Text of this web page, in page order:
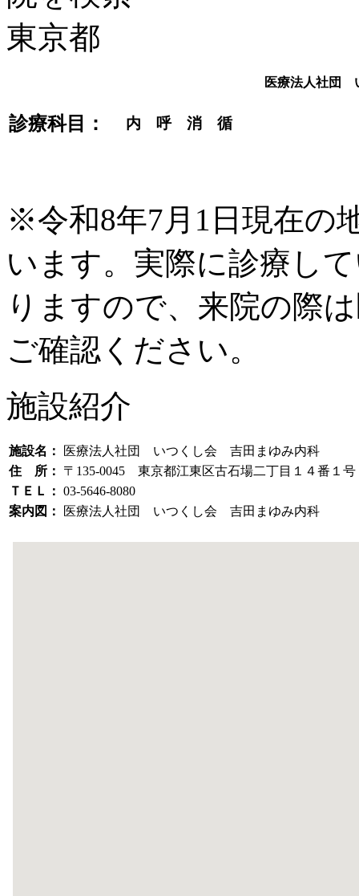
医療法人社団
診療科目： 内 呼 消 循
※令和8年7月1日現在の
います。実際に診療し
りますので、来院の際
ご確認ください。
施設紹介
施設名：
医療法人社団 いつくし会 吉田まゆみ内科
住 所：
〒135-0045 東京都江東区古石場二丁目１４番１
ＴＥＬ： 03-5646-8080
案内図：
医療法人社団 いつくし会 吉田まゆみ内科